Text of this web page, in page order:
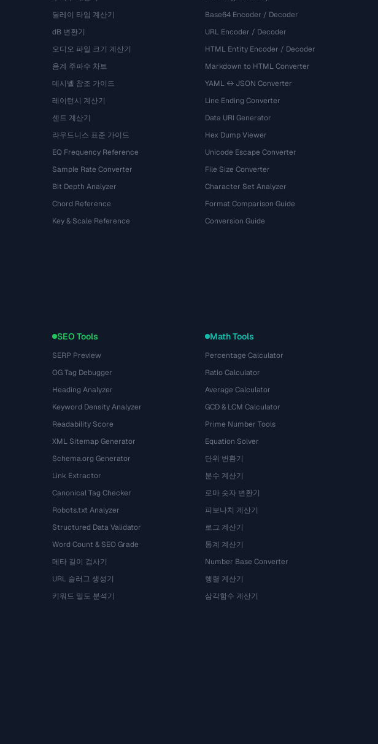
딜레이 타임 계산기
dB 변환기
오디오 파일 크기 계산기
음계 주파수 차트
데시벨 참조 가이드
레이턴시 계산기
센트 계산기
라우드니스 표준 가이드
EQ Frequency Reference
Sample Rate Converter
Bit Depth Analyzer
Chord Reference
Key & Scale Reference
Base64 Encoder / Decoder
URL Encoder / Decoder
HTML Entity Encoder / Decoder
Markdown to HTML Converter
YAML ↔ JSON Converter
Line Ending Converter
Data URI Generator
Hex Dump Viewer
Unicode Escape Converter
File Size Converter
Character Set Analyzer
Format Comparison Guide
Conversion Guide
SEO Tools
SERP Preview
OG Tag Debugger
Heading Analyzer
Keyword Density Analyzer
Readability Score
XML Sitemap Generator
Schema.org Generator
Link Extractor
Canonical Tag Checker
Robots.txt Analyzer
Structured Data Validator
Word Count & SEO Grade
메타 길이 검사기
URL 슬러그 생성기
키워드 밀도 분석기
Math Tools
Percentage Calculator
Ratio Calculator
Average Calculator
GCD & LCM Calculator
Prime Number Tools
Equation Solver
단위 변환기
분수 계산기
로마 숫자 변환기
피보나치 계산기
로그 계산기
통계 계산기
Number Base Converter
행렬 계산기
삼각함수 계산기